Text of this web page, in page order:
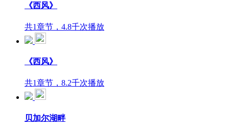
《西风》
共1章节，4.8千次播放
《西风》
共1章节，8.2千次播放
贝加尔湖畔